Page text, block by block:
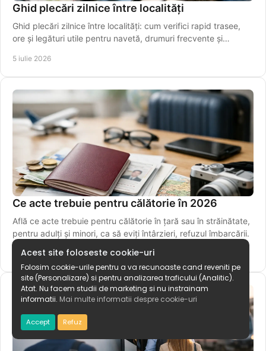
Ghid plecări zilnice între localități
Ghid plecări zilnice între localități: cum verifici rapid trasee,
ore și legături utile pentru navetă, drumuri frecvente și
5 iulie 2026
Ce acte trebuie pentru călătorie în 2026
Află ce acte trebuie pentru călătorie în țară sau în străinătate,
pentru adulți și minori, ca să eviți întârzieri, refuzul îmbarcării.
3 iulie 2026
Acest site foloseste cookie-uri
Folosim cookie-urile pentru a va recunoaste cand reveniti pe
site (Personalizare) si pentru analizarea traficului (Analitic).
Atat. Nu facem studii de marketing si nu instrainam
informatii. Mai multe informatii despre cookie-uri
Accept Refuz